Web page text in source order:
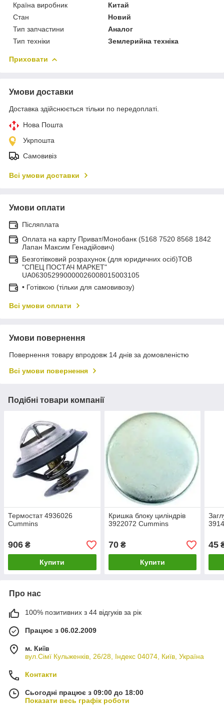
Країна виробник
Китай
Стан
Новий
Тип запчастини
Аналог
Тип техніки
Землерийна техніка
Приховати
Умови доставки
Доставка здійснюється тільки по передоплаті.
Нова Пошта
Укрпошта
Самовивіз
Всі умови доставки
Умови оплати
Післяплата
Оплата на карту Приват/Монобанк (5168 7520 8568 1842
Лапан Максим Генадійович)
Безготівковий розрахунок (для юридичних осіб)ТОВ
"СПЕЦ ПОСТАЧ МАРКЕТ"
UA063052990000026008015003105
• Готівкою (тільки для самовивозу)
Всі умови оплати
Умови повернення
Повернення товару впродовж 14 днів за домовленістю
Всі умови повернення
Подібні товари компанії
Термостат 4936026
Cummins
906 ₴
Купити
Кришка блоку циліндрів
3922072 Cummins
70₴
Купити
45
Про нас
100% позитивних з 44 відгуків за рік
Працює з 06.02.2009
м. Київ
вул.Сімї Кульженків, 26/28, Індекс 04074, Київ, Україна
Контакти
Сьогодні працює з 09:00 до 18:00
Показати весь графік роботи